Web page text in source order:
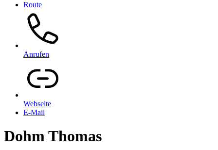
Route
Anrufen
Webseite
E-Mail
Dohm Thomas